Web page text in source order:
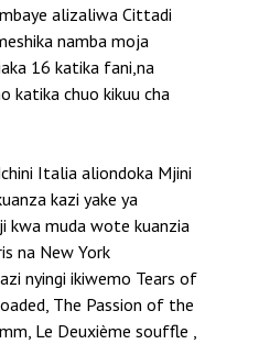
alizaliwa Cittadi
namba moja
16 katika fani,na
katika chuo kikuu cha
Italia aliondoka Mjini
kazi yake ya
kwa muda wote kuanzia
na New York
nyingi ikiwemo Tears of
The Passion of the
Le Deuxième souffle ,